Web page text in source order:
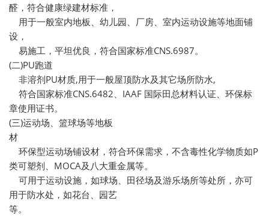
醛，符合健康绿建材标准，
用于一般室内地板、幼儿园、厂房、室内运动设施等地面铺
设，
易施工，平坦优良，符合国家标准CNS.6987。
(二)PU跑道
非溶剂PU材质,用于一般屋顶防水及其它场所防水,
符合国家标准CNS.6482、IAAF 国际田总材料认证、环保标
章使用证书。
(三)运动场、篮球场等地板
材
环保型运动场铺设材，符合环保需求，不含毒性化学物质如P
类可塑剂、MOCA及八大重金属等。
可用于运动设施，如球场、田径场及游乐场所等处所，亦可
用于防水处，如花台、园艺
等。